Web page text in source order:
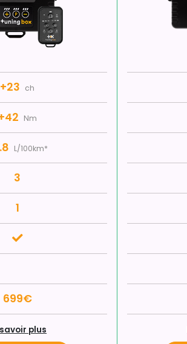
+23 ch
Nm
L/100km*
3
1
699€
savoir plus